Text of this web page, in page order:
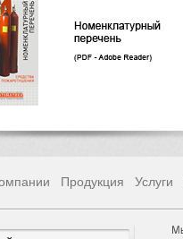
Продукция Услуги